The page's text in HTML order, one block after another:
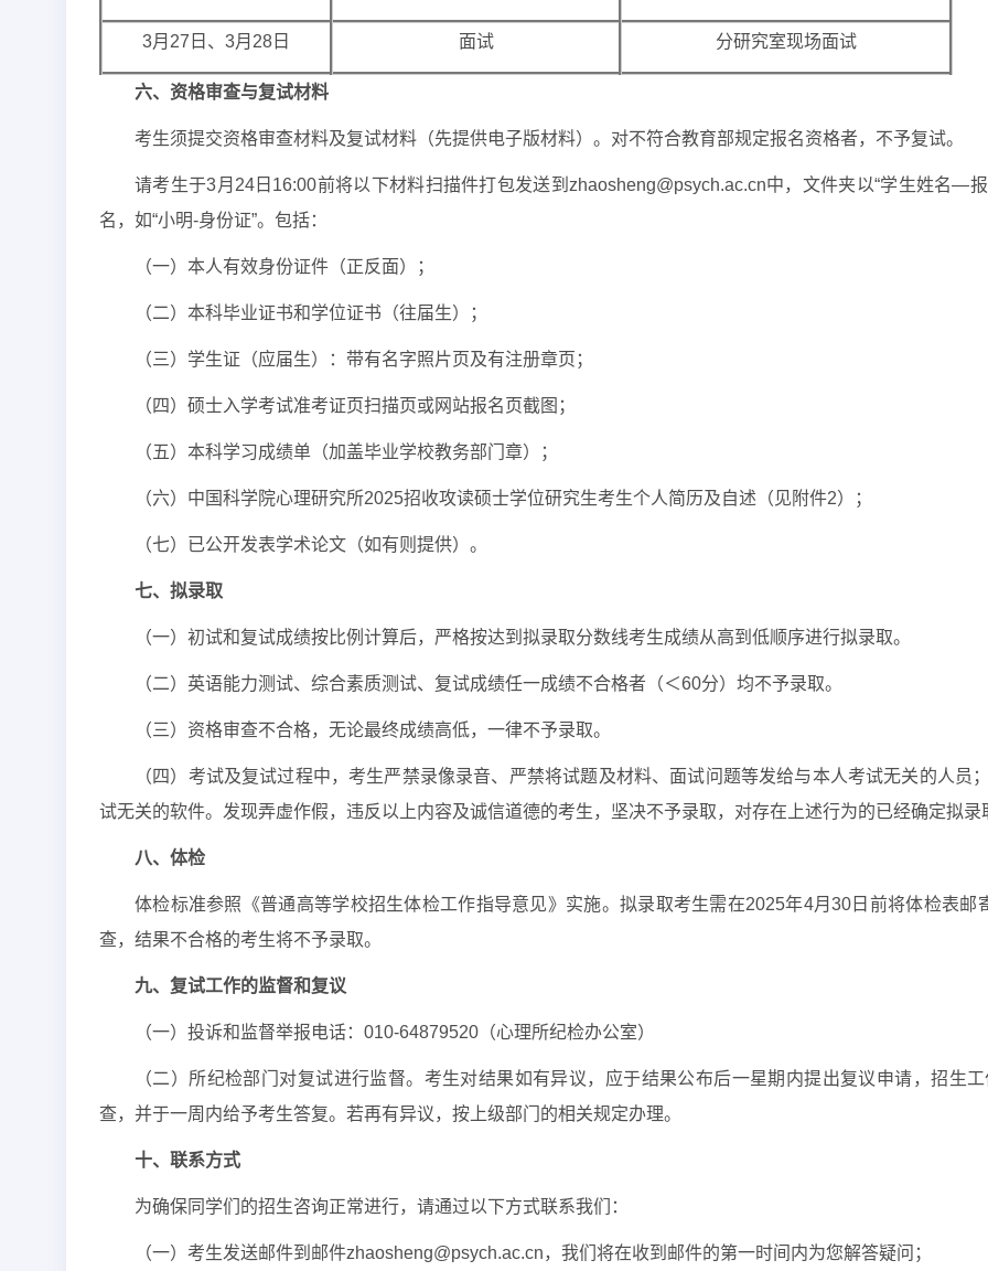
3月27日、3月28日 面试 分研究室现场面试
六、资格审查与复试材料
考生须提交资格审查材料及复试材料（先提供电子版材料）。对不符合教育部规定报名资格者，不予复试。
请考生于3月24日16:00前将以下材料扫描件打包发送到zhaosheng@psych.ac.cn中，文件夹以“学生姓名—
名，如“小明-身份证”。包括：
（一）本人有效身份证件（正反面）；
（二）本科毕业证书和学位证书（往届生）；
（三）学生证（应届生）：带有名字照片页及有注册章页；
（四）硕士入学考试准考证页扫描页或网站报名页截图；
（五）本科学习成绩单（加盖毕业学校教务部门章）；
（六）中国科学院心理研究所2025招收攻读硕士学位研究生考生个人简历及自述（见附件2）；
（七）已公开发表学术论文（如有则提供）。
七、拟录取
（一）初试和复试成绩按比例计算后，严格按达到拟录取分数线考生成绩从高到低顺序进行拟录取。
（二）英语能力测试、综合素质测试、复试成绩任一成绩不合格者（＜60分）均不予录取。
（三）资格审查不合格，无论最终成绩高低，一律不予录取。
（四）考试及复试过程中，考生严禁录像录音、严禁将试题及材料、面试问题等发给与本人考试无关的人
试无关的软件。发现弄虚作假，违反以上内容及诚信道德的考生，坚决不予录取，对存在上述行为的已经确定拟
八、体检
体检标准参照《普通高等学校招生体检工作指导意见》实施。拟录取考生需在2025年4月30日前将体检表
查，结果不合格的考生将不予录取。
九、复试工作的监督和复议
（一）投诉和监督举报电话：010-64879520（心理所纪检办公室）
（二）所纪检部门对复试进行监督。考生对结果如有异议，应于结果公布后一星期内提出复议申请，招生
查，并于一周内给予考生答复。若再有异议，按上级部门的相关规定办理。
十、联系方式
为确保同学们的招生咨询正常进行，请通过以下方式联系我们：
（一）考生发送邮件到邮件zhaosheng@psych.ac.cn，我们将在收到邮件的第一时间内为您解答疑问；